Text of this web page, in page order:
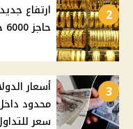
2
حاجز 6000 جنيه وسط مكاسب عالمية للمعدن
3
أسعار
محدود
سعر